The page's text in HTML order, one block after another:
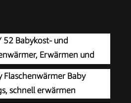
52 Babykost- und
Erwärmen und
von Babynahrung, 8
digitale
passend für alle
Flaschenwärmer Baby
schnell erwärmen